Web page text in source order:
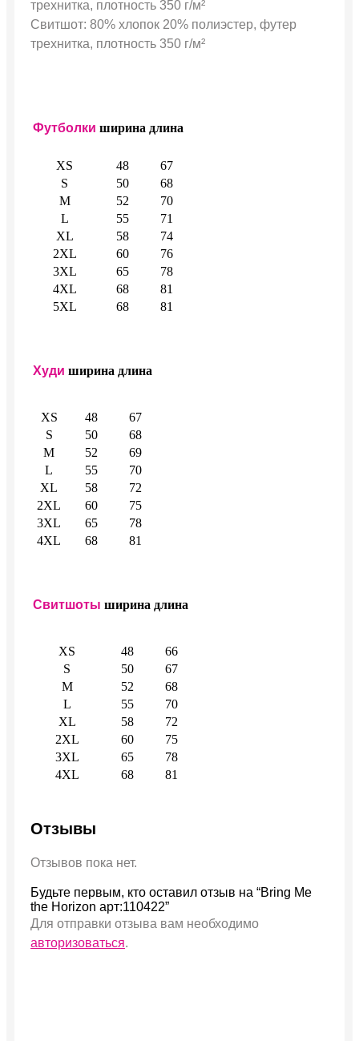
трехнитка, плотность 350 г/м²
Свитшот: 80% хлопок 20% полиэстер, футер
трехнитка, плотность 350 г/м²
Футболки ширина длина
XS 48
67
S
50
68
M
52
70
L
55
71
XL
58
74
2XL
60
76
3XL
65
78
4XL
68
81
5XL
68 81
Худи ширина длина
XS 48
67
S
50
68
M
52
69
L
55
70
XL
58
72
2XL
60
75
3XL
65
78
4XL
68 81
Свитшоты ширина длина
XS 48
66
S
50
67
M
52
68
L
55
70
XL
58
72
2XL
60
75
3XL
65
78
4XL
68 81
Отзывы
Отзывов пока нет.
Будьте первым, кто оставил отзыв на “Bring Me
the Horizon арт:110422”
Для отправки отзыва вам необходимо
авторизоваться.